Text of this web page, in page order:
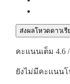
ส่งผลโหวดดาวเรี
คะแนนเต็ม 4.6
ยังไม่มีคะแนน